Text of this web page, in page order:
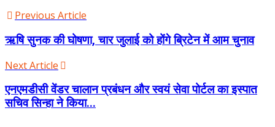
Previous Article
ऋषि सुनक की घोषणा, चार जुलाई को होंगे ब्रिटेन में आम चुनाव
Next Article
एनएमडीसी वेंडर चालान प्रबंधन और स्वयं सेवा पोर्टल का इस्पात
सचिव सिन्हा ने किया...